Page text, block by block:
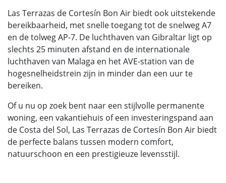
Las Terrazas de Cortesín Bon Air biedt ook uitstekende
bereikbaarheid, met snelle toegang tot de snelweg A7
en de tolweg AP-7. De luchthaven van Gibraltar ligt op
slechts 25 minuten afstand en de internationale
luchthaven van Malaga en het AVE-station van de
hogesnelheidstrein zijn in minder dan een uur te
bereiken.
Of u nu op zoek bent naar een stijlvolle permanente
woning, een vakantiehuis of een investeringspand aan
de Costa del Sol, Las Terrazas de Cortesín Bon Air biedt
de perfecte balans tussen modern comfort,
natuurschoon en een prestigieuze levensstijl.